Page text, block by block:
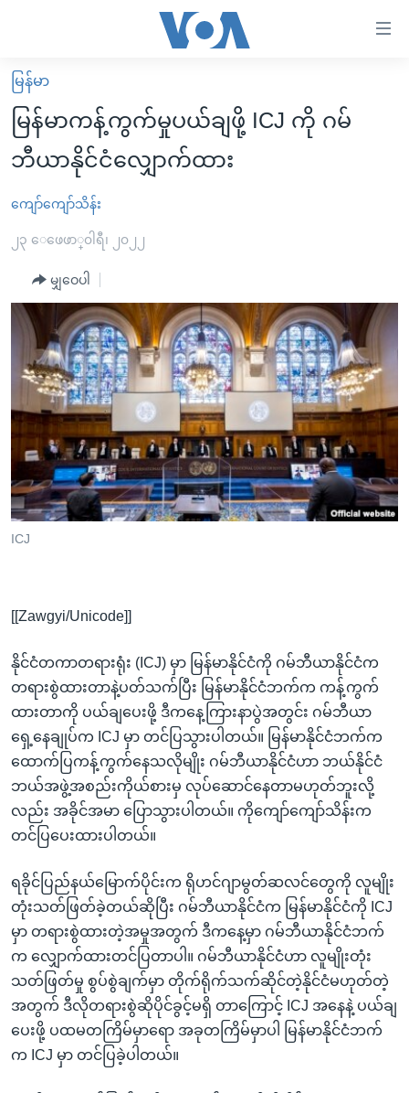
လွယ်ကူ
စေ
သည့်
များ
ပင်မ
ကျော်
အ
ညွန်း
စာမျက်နှာ
သို့
ကျော်
ကြည့်
ရန်
သို့
ကျော်
ရန်
မူလစာမျက်နှာ
မြန်မာ
ကမ္ဘာ့သတင်းများ
နိုင်ငံတကာ
အစ္စရေး-ပါလက်စတိုင်း
ဗွီဒီယို
သတင်းလွတ်လပ်ခွင့်
အင်္ဂလိပ်စာလေ့လာမယ်
အမေရိကန်သုံးအီဒီယံ
မကြေးမုံရဲ့ အင်္ဂလိပ်စာ
ရုပ်ရှင်ထဲက အင်္ဂလိပ်စာ
သုတပဒေသာ အင်္ဂလိပ်စာ
အပတ်စဉ်ကဏ္ဍများ
ရေဒီယို
တီဗွီ
ရေဒီယိုနှင့်ရုပ်သံ အချက်အလက်များ
ရေဒီယို/တီဗွီအစီအစဉ်
Learning English
ဗွီအိုအေ လူမှုကွန်ယက်များ
မြန်မာ
မြန်မာကန့်ကွက်မှုပယ်ချဖို့ ICJ ကို ဂမ်
ဘီယာနိုင်ငံလျှောက်ထား
ကျော်ကျော်သိန်း
၂၃ ေဖေဖာ္၀ါရီ၊ ၂၀၂၂
မျှဝေပါ
ICJ
[[Zawgyi/Unicode]]
နိုင်ငံတကာတရားရုံး (ICJ) မှာ မြန်မာနိုင်ငံကို ဂမ်ဘီယာနိုင်ငံက
တရားစွဲထားတာနဲ့ပတ်သက်ပြီး မြန်မာနိုင်ငံဘက်က ကန့်ကွက်
ထားတာကို ပယ်ချပေးဖို့ ဒီကနေ့ကြားနာပွဲအတွင်း ဂမ်ဘီယာ
ရှေ့နေချုပ်က ICJ မှာ တင်ပြသွားပါတယ်။ မြန်မာနိုင်ငံဘက်က
ထောက်ပြကန့်ကွက်နေသလိုမျိုး ဂမ်ဘီယာနိုင်ငံဟာ ဘယ်နိုင်ငံ
ဘယ်အဖွဲ့အစည်းကိုယ်စားမှ လုပ်ဆောင်နေတာမဟုတ်ဘူးလို့
လည်း အခိုင်အမာ ပြောသွားပါတယ်။ ကိုကျော်ကျော်သိန်းက
တင်ပြပေးထားပါတယ်။
ရခိုင်ပြည်နယ်မြောက်ပိုင်းက ရိုဟင်ဂျာမွတ်ဆလင်တွေကို လူမျိုး
တုံးသတ်ဖြတ်ခဲ့တယ်ဆိုပြီး ဂမ်ဘီယာနိုင်ငံက မြန်မာနိုင်ငံကို ICJ
မှာ တရားစွဲထားတဲ့အမှုအတွက် ဒီကနေ့မှာ ဂမ်ဘီယာနိုင်ငံဘက်
က လျှောက်ထားတင်ပြတာပါ။ ဂမ်ဘီယာနိုင်ငံဟာ လူမျိုးတုံး
သတ်ဖြတ်မှု စွပ်စွဲချက်မှာ တိုက်ရိုက်သက်ဆိုင်တဲ့နိုင်ငံမဟုတ်တဲ့
အတွက် ဒီလိုတရားစွဲဆိုပိုင်ခွင့်မရှိ တာကြောင့် ICJ အနေနဲ့ ပယ်ချ
ပေးဖို့ ပထမတကြိမ်မှာရော အခုတကြိမ်မှာပါ မြန်မာနိုင်ငံဘက်
က ICJ မှာ တင်ပြခဲ့ပါတယ်။